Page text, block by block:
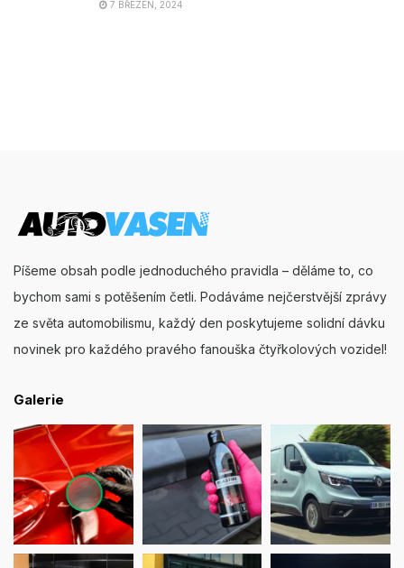
7 BŘEZEN, 2024
Píšeme obsah podle jednoduchého pravidla – děláme to, co
bychom sami s potěšením četli. Podáváme nejčerstvější zprávy
ze světa automobilismu, každý den poskytujeme solidní dávku
novinek pro každého pravého fanouška čtyřkolových vozidel!
Galerie